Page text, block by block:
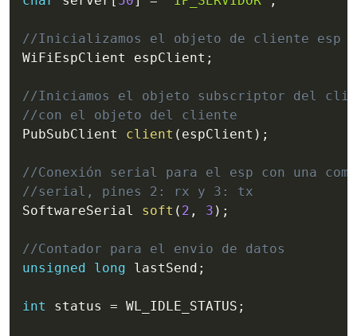
//Inicializamos el objeto de cliente esp
WiFiEspClient espClient ;
//Iniciamos el objeto subscriptor del
//con el objeto del cliente
PubSubClient client ( espClient ) ;
//Conexión serial para el esp con una
//serial, pines 2: rx y 3: tx
SoftwareSerial soft ( 2 , 3 ) ;
//Contador para el envio de datos
unsigned
long lastSend ;
int status = WL_IDLE_STATUS ;